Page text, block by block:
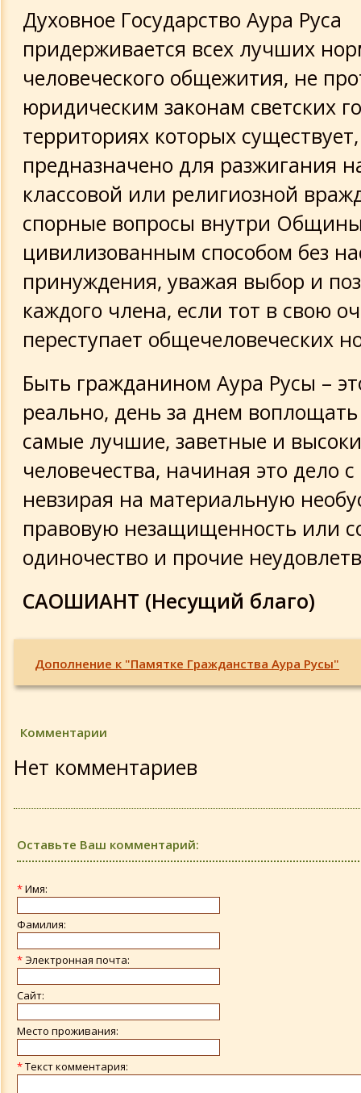
Духовное Государство Аура Руса
придерживается всех лучших
человеческого общежития, не
юридическим законам светских
территориях которых
предназначено для разжигания
классовой или религиозной
спорные вопросы внутри
цивилизованным способом без
принуждения, уважая выбор и
каждого члена, если тот в свою
переступает общечеловеческих
Быть гражданином Аура Русы –
реально, день за днем
самые лучшие, заветные и
человечества, начиная это дело с
невзирая на материальную
правовую незащищенность или
одиночество и прочие
САОШИАНТ (Несущий благо)
Дополнение к "Памятке Гражданства Аура Русы"
Комментарии
Нет комментариев
Оставьте Ваш комментарий:
*Имя:
Фамилия:
* Электронная почта:
Сайт:
Место проживания:
*Текст комментария: